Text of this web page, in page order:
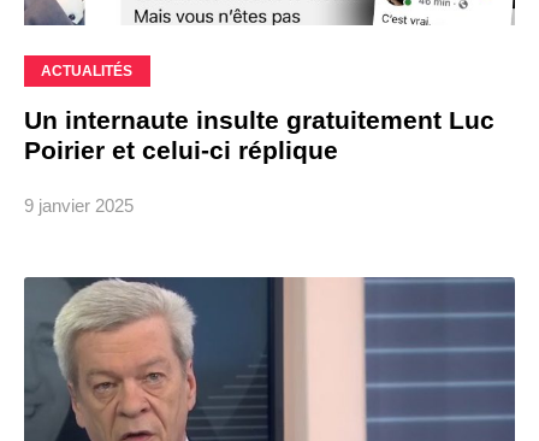
ACTUALITÉS
Un internaute insulte gratuitement Luc
Poirier et celui-ci réplique
9 janvier 2025